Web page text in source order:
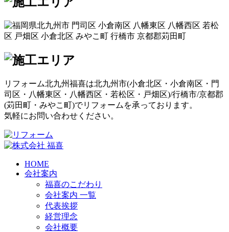
リフォーム北九州福喜は北九州市(小倉北区 ・ 小倉南区 ・ 門
司区 ・ 八幡東区 ・ 八幡西区 ・ 若松区 ・ 戸畑区)/行橋市/京都郡
(苅田町 ・ みやこ町)でリフォームを承っております。
気軽にお問い合わせください。
HOME
会社案内
福喜のこだわり
会社案内 一覧
代表挨拶
経営理念
会社概要